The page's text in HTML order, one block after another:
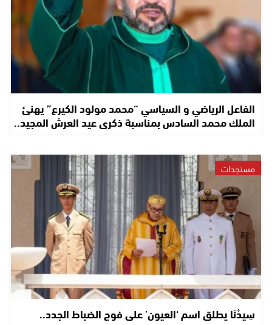
الفاعل الرياضي و السياسي “محمد مولود الكيرع” يهنئ
الملك محمد السادس بمناسبة ذكرى عيد العرش المجيد..
مستجدات
سِيدْنَا يطلق اسم ‘العيون’ على فوج الضباط الجدد..